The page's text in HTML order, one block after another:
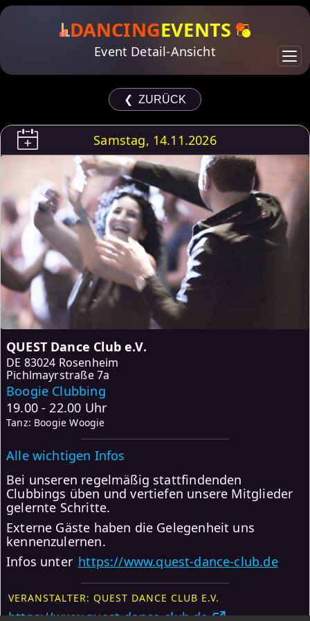
DANCINGEVENTS
Event Detail-Ansicht
❮ ZURÜCK
Samstag, 14.11.2026
QUEST Dance Club e.V.
DE 83024 Rosenheim
Pichlmayrstraße 7a
Boogie Clubbing
19.00 - 22.00 Uhr
Tanz: Boogie Woogie
Alle wichtigen Infos
Bei unseren regelmäßig stattfindenden
Clubbings üben und vertiefen unsere Mitglieder
gelernte Schritte.
Externe Gäste haben die Gelegenheit uns
kennenzulernen.
Infos unter https://www.quest-dance-club.de
VERANSTALTER: QUEST DANCE CLUB E.V.
https://www.quest-dance-club.de